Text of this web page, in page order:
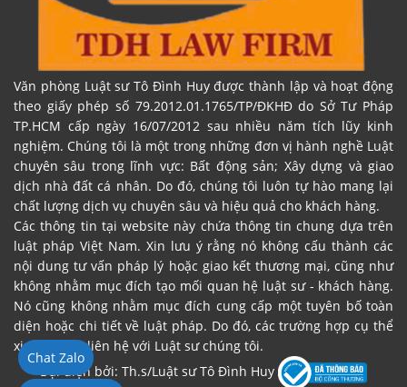
Văn phòng Luật sư Tô Đình Huy được thành lập và hoạt động
theo giấy phép số 79.2012.01.1765/TP/ĐKHĐ do Sở Tư Pháp
TP.HCM cấp ngày 16/07/2012 sau nhiều năm tích lũy kinh
nghiệm. Chúng tôi là một trong những đơn vị hành nghề Luật
chuyên sâu trong lĩnh vực: Bất động sản; Xây dựng và giao
dịch nhà đất cá nhân. Do đó, chúng tôi luôn tự hào mang lại
chất lượng dịch vụ chuyên sâu và hiệu quả cho khách hàng.
Các thông tin tại website này chứa thông tin chung dựa trên
luật pháp Việt Nam. Xin lưu ý rằng nó không cấu thành các
nội dung tư vấn pháp lý hoặc giao kết thương mại, cũng như
không nhằm mục đích tạo mối quan hệ luật sư - khách hàng.
Nó cũng không nhằm mục đích cung cấp một tuyên bố toàn
diện hoặc chi tiết về luật pháp. Do đó, các trường hợp cụ thể
xin vui lòng liên hệ với Luật sư chúng tôi.
Đại diện bởi: Th.s/Luật sư Tô Đình Huy
Chat Zalo